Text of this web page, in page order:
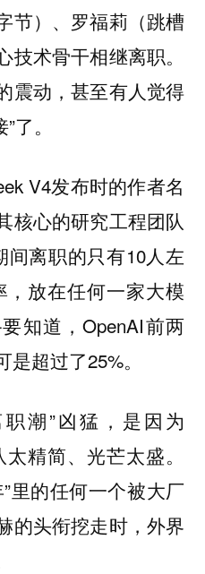
节）、罗福莉（跳槽
术骨干相继离职。
震动，甚至有人觉得
了。
V4发布时的作者名
核心的研究工程团队
间离职的只有10人左
放在任何一家大模
知道，OpenAI前两
超过了25%。
潮”凶猛，是因为
精简、光芒太盛。
里的任何一个被大厂
的头衔挖走时，外界